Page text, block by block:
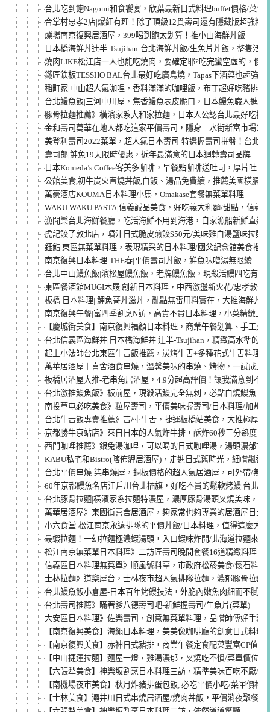
台北吃到飽Nagomi和食饗宴，欣葉最新日式料理buffet價格/菜色/
合掌村忠孝2店|爆紅有理！除了頂級12貫壽司還有隱藏版超強料理
爍場南京復興居酒屋，399喝到飽太划算！推小山海鮮丼飯
日本橋海鮮丼辻半-Tsujihan-台北海鮮丼飯/生魚片丼飯，整隻活
燒肉LIKE松江店一人也能吃燒肉，要確定耶?吃完蠻空虛的，價
鐵匠鉄板TESSHO BAL台北最好吃廣島燒，Tapas下酒菜也超強
稲町家|中山超人氣咖哩，香料滿滿的咖哩飯，布丁超好吃豬排超
台北鰻魚飯|三河中川屋，焦香鰻魚表皮脆口，日本鰻魚職人進軍
豚骨拉麵推薦》橫濱家系大和家拉麵，日本人公認台北最好吃拉
金和壽司萬華在地人都吃這家平價壽司，隱身三水街新富市場的
美登利壽司2022菜單，超人氣日本壽司-特選握壽司拼盤！台北忠
壽司郎|鮭魚19天限時優惠，近年最滿意的日本迴轉壽司品牌
日本Komeda’s Coffee客美多咖啡，早餐點咖啡送吐司，厚片吐司
公館美食,初牛炭火直燒丼飯,白飯、湯品免費續，推薦美國橫膈膜
萬豪酒店KOUMA日本料理小馬，Omakase套餐無菜單料理
WAKU WAKU PASTA|信義誠品美食，好吃義大利麵/甜點，信義
漁聞樂台北海鮮餐廳，吃活海鮮不用到海港，自家漁船新鮮直送
虎記餃子敦北店，噴汁日式脆皮煎餃$50元/美味雞白湯鹽味拉麵
鈺鮨|東區無菜單料理，表現精采的日本料理/國父紀念館美食推薦
南京復興日本料理-THE春|平價壽司丼飯，鮮魚味噌湯無限續
台北中山鰻魚飯|濱松屋鰻魚飯，老牌鰻魚飯，現殺活鰻四吃有特
東區餐酒館MUGI木屐|創新日本料理，中西激盪新火花/忠孝敦化
板橋 日本料理| 鯉魚哥丼滋丼，亂點無雷用料實在，大推海鮮丼
南京復興午餐|富四季割烹N訪，高貴不貴日本料理，小菜精緻主
【慶城街美食】南京復興福顏日本料理，商業午餐划算、手工菜
台北信義區海鮮丼|日本橋海鮮丼 辻半-Tsujihan，精緻高水準的
起上小法師台北東區牛舌飯推薦，炭烤牛舌+多種花式牛舌料理
萬華居酒屋｜喜舍酒食串燒，溫馨美味的串燒、烤物，一試成主
板橋居酒屋大推-老串角居酒屋，4.9分超高評價！讓我滿意到不
台北激推鰻魚飯》板前屋，現殺活鰻完全無刺，必點白燒鰻魚，
南投草屯必吃美食》粒屋壽司，平價美味握壽司/日本料理/加州
台北牛舌飯專賣推薦》吉村·牛舌，捷運板橋站美食，大推極厚切
京都勝牛京站店》來自日本的人氣炸牛排，酥炸60秒三分熟度，
西門咖哩推薦》銀兔湯咖哩，可以喝的日式咖哩湯，湯頭濃郁甘
KABU私宅和Bistro(喀佈貍居酒屋)，走進日式舊時光，細嚐飄香
台北平價串燒-柒串燒屋，銅板價格的超人氣居酒屋，可外帶/無
60年京都鰻魚名店江戶川台北插旗，好吃不貴的鬆軟烤鰻|台北必
台北豚骨拉麵|橫濱家系拉麵特濃屋，濃厚豚骨湯頭叉燒美味，炸
萬華居酒屋》東園街喜舍居酒屋，夠家常也夠專業的居酒屋日式
小六食堂-松江南京永遠排隊的平價丼飯/日本料理，值得這麼大
最蝦拉麵！一幻拉麵極濃蝦湯頭，入口蝦味炸開/北海道拉麵來台
松江南京無菜單日本料理》二訪匠壽司晚間套餐16道精緻料理，
信義區日本料理無菜單》順風號料亭，市政府松菸美食/懷石料理
士林拉麵》道樂屋台，士林夜市超人氣排隊拉麵，濃郁豚骨拉麵
台北鰻魚飯小倉屋-日本百年烤鰻技法，外脆內嫩魚肉細而不膩(
台北壽司推薦》瞞著爹八德壽司吧-新鮮握壽司/生魚片(菜單)
大安區日本料理》佐樂壽司，創意無菜單料理，品嚐師傅好手藝
【南京復興美食】海繩日本料理，美美像咖啡廳的創意日式料理
【南京復興美食】赤神日式豬排，商業午餐定食配菜豐富CP值高
【中山捷運拉麵】麵屋一燈，雞湯濃郁，叉燒吃不慣/菜單價位
【六張犁美食】神樂坂割烹日本料理三訪，精準美味百吃不厭/菜
【南機場夜市美食】秋月炸豬排蛋包飯, 必吃平價小吃/菜單價格
【士林美食】澠井川日式串燒居酒屋/燒肉丼飯，平價消夜聚餐